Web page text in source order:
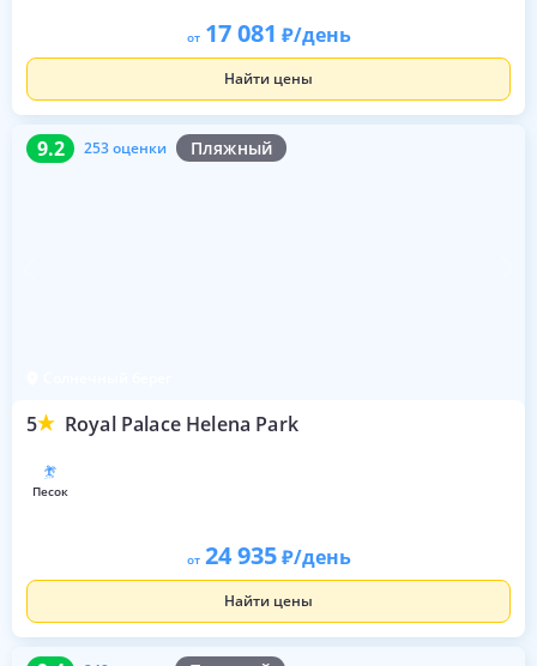
от 17 081 /день
Найти цены
9.2 253 оценки Пляжный
5 Royal Palace Helena Park
9.2 253 оценки
песок
от 24 935 /день
Найти цены
9.4 249 оценок